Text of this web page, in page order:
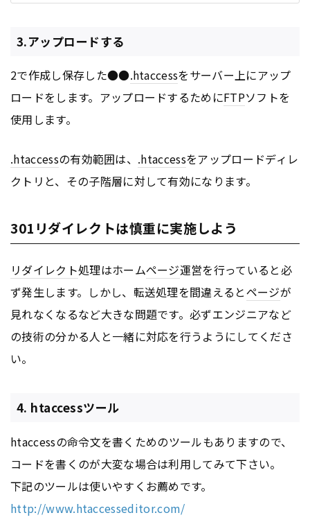
3.アップロードする
2で作成し保存した●●.htaccessをサーバー上にアップ
ロードをします。アップロードするためにFTPソフトを
使用します。
.htaccessの有効範囲は、 .htaccessをアップロードディレ
クトリと、その子階層に対して有効になります。
301リダイレクトは慎重に実施しよう
リダイレクト処理はホームページ運営を行っていると必
ず発生します。しかし、転送処理を間違えるとページが
見れなくなるなど大きな問題です。必ずエンジニアなど
の技術の分かる人と一緒に対応を行うようにしてくださ
い。
4. htaccessツール
htaccessの命令文を書くためのツールもありますので、
コードを書くのが大変な場合は利用してみて下さい。
下記のツールは使いやすくお薦めです。
http://www.htaccesseditor.com/